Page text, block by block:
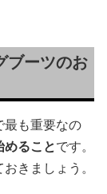
ブーツのお
最も重要なの
ることです。
きましょう。